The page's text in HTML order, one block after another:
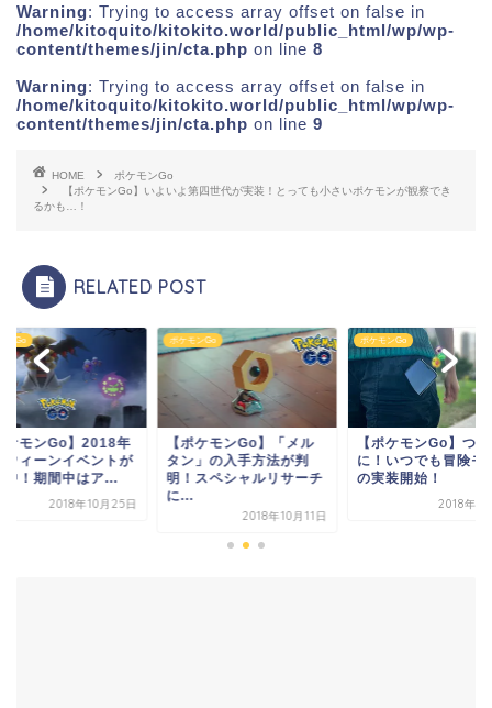
Warning: Trying to access array offset on false in
/home/kitoquito/kitokito.world/public_html/wp/wp-
content/themes/jin/cta.php on line 8
Warning: Trying to access array offset on false in
/home/kitoquito/kitokito.world/public_html/wp/wp-
content/themes/jin/cta.php on line 9
HOME
ポケモンGo
【ポケモンGo】いよいよ第四世代が実装！とっても小さいポケモンが観察でき
るかも…！
RELATED POST
ンGo
ケモンGo】2018年
ウィーンイベントが
中！期間中はア...
2018年10月25日
ポケモンGo
【ポケモンGo】「メル
タン」の入手方法が判
明！スペシャルリサーチ
に...
2018年10月11日
ポケモンGo
【ポケモンGo】つい
に！いつでも冒険モ
の実装開始！
2018年11